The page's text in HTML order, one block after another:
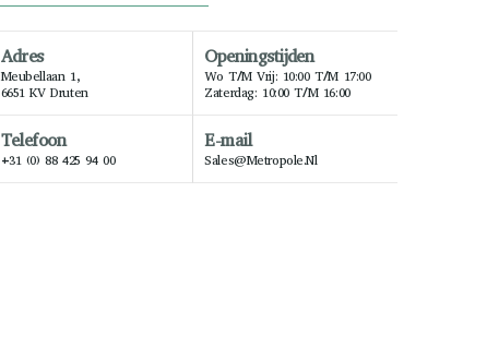
Adres
Meubellaan 1,
6651 KV Druten
Openingstijden
Wo T/m Vrij: 10:00 T/m 17:00
Zaterdag: 10:00 T/m 16:00
Telefoon
+31 (0) 88 425 94 00
E-mail
Sales@metropole.nl